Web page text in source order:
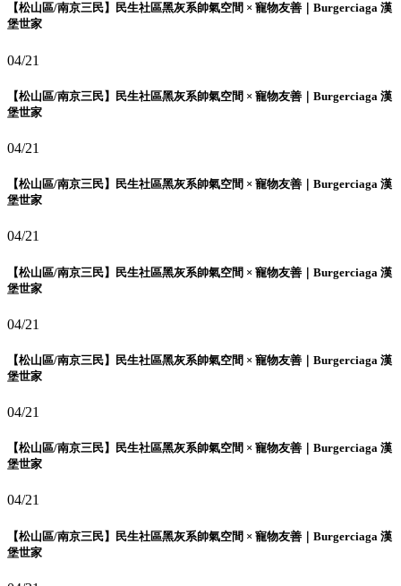
【松山區/南京三民】民生社區黑灰系帥氣空間 × 寵物友善｜Burgerciaga 漢
堡世家
04/21
【松山區/南京三民】民生社區黑灰系帥氣空間 × 寵物友善｜Burgerciaga 漢
堡世家
04/21
【松山區/南京三民】民生社區黑灰系帥氣空間 × 寵物友善｜Burgerciaga 漢
堡世家
04/21
【松山區/南京三民】民生社區黑灰系帥氣空間 × 寵物友善｜Burgerciaga 漢
堡世家
04/21
【松山區/南京三民】民生社區黑灰系帥氣空間 × 寵物友善｜Burgerciaga 漢
堡世家
04/21
【松山區/南京三民】民生社區黑灰系帥氣空間 × 寵物友善｜Burgerciaga 漢
堡世家
04/21
【松山區/南京三民】民生社區黑灰系帥氣空間 × 寵物友善｜Burgerciaga 漢
堡世家